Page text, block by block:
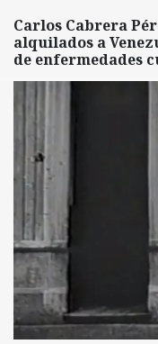
Carlos Cabrera
alquilados a
de enfermedades